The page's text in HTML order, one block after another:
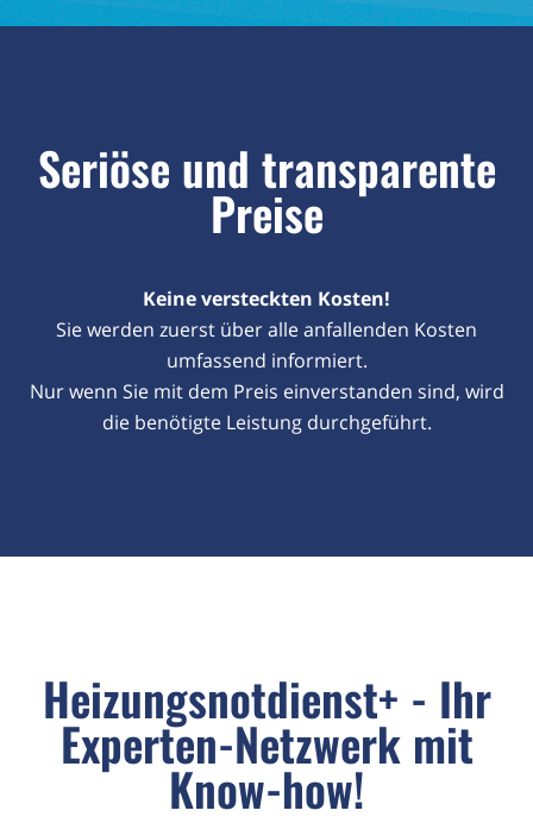
Seriöse und transparente
Preise
Keine versteckten Kosten!
Sie werden zuerst über alle anfallenden Kosten
umfassend informiert.
Nur wenn Sie mit dem Preis einverstanden sind, wird
die benötigte Leistung durchgeführt.
Heizungsnotdienst+ - Ihr
Experten-Netzwerk mit
Know-how!